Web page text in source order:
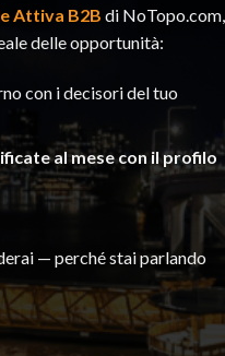
Attiva B2B di NoTopo.com,
delle opportunità:
con i decisori del tuo
al mese con il profilo
— perché stai parlando